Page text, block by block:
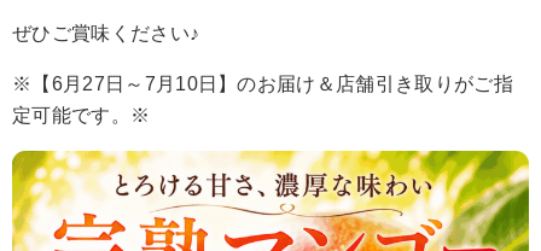
ぜひご賞味ください♪
※【6月27日～7月10日】のお届け＆店舗引き取りがご指
定可能です。※